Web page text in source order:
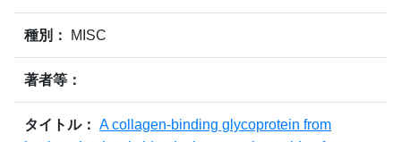
種別： MISC
著者等：
タイトル： A collagen-binding glycoprotein from